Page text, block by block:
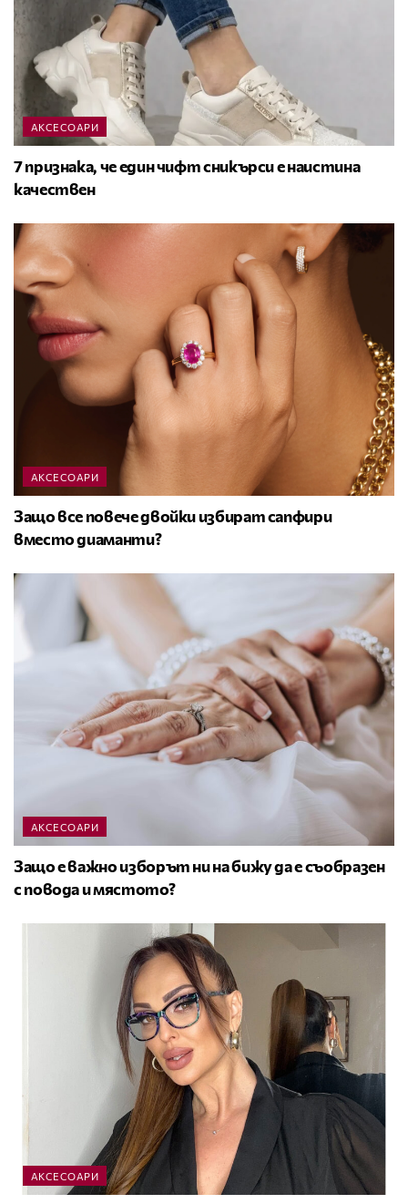
АКСЕСОАРИ
7 признака, че един чифт сникърси е наистина
качествен
АКСЕСОАРИ
Защо все повече двойки избират сапфири
вместо диаманти?
АКСЕСОАРИ
Защо е важно изборът ни на бижу да е съобразен
с повода и мястото?
АКСЕСОАРИ